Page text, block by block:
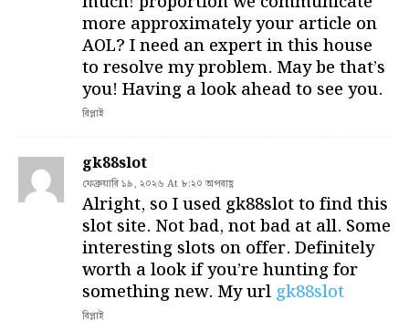
more approximately your article on
AOL? I need an expert in this house
to resolve my problem. May be that’s
you! Having a look ahead to see you.
রিপ্লাই
gk88slot
ফেব্রুয়ারি ১৯, ২০২৬ At ৮:২০ অপরাহ্ণ
Alright, so I used gk88slot to find this
slot site. Not bad, not bad at all. Some
interesting slots on offer. Definitely
worth a look if you’re hunting for
something new. My url gk88slot
রিপ্লাই